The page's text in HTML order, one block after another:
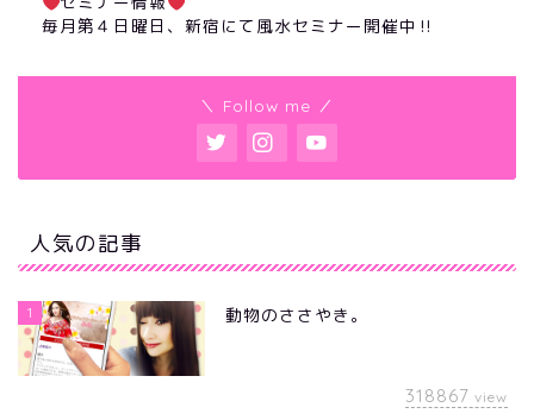
毎月第４日曜日、新宿にて風水セミナー開催中‼︎
＼ Follow me ／
人気の記事
1 動物のささやき。
318867 view